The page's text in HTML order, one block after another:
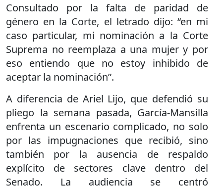
Consultado por la falta de paridad de
género en la Corte, el letrado dijo: “en mi
caso particular, mi nominación a la Corte
Suprema no reemplaza a una mujer y por
eso entiendo que no estoy inhibido de
aceptar la nominación”.
A diferencia de Ariel Lijo, que defendió su
pliego la semana pasada, García-Mansilla
enfrenta un escenario complicado, no solo
por las impugnaciones que recibió, sino
también por la ausencia de respaldo
explícito de sectores clave dentro del
Senado. La audiencia se centró